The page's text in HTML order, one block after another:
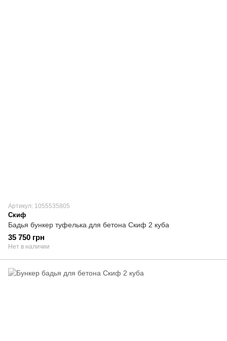
Артикул: 1055535805
Скиф
Бадья бункер туфелька для бетона Скиф 2 куба
35 750 грн
Нет в наличии